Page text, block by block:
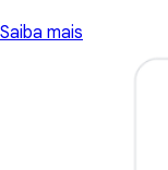
Saiba mais